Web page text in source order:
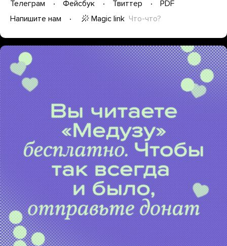
Телеграм Фейсбук Твиттер
PDF
Напишите нам
Magic link Что-что?